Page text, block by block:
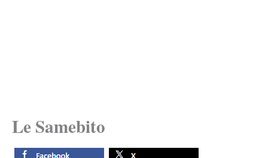
Le Samebito